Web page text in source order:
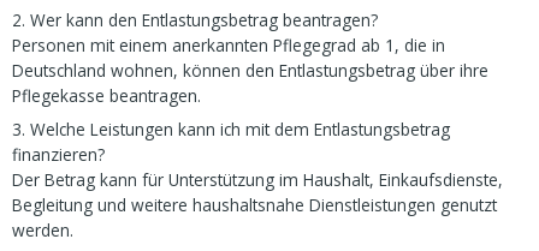
2. Wer kann den Entlastungsbetrag beantragen?
Personen mit einem anerkannten Pflegegrad ab 1, die in
Deutschland wohnen, können den Entlastungsbetrag über ihre
Pflegekasse beantragen.
3. Welche Leistungen kann ich mit dem Entlastungsbetrag
finanzieren?
Der Betrag kann für Unterstützung im Haushalt, Einkaufsdienste,
Begleitung und weitere haushaltsnahe Dienstleistungen genutzt
werden.